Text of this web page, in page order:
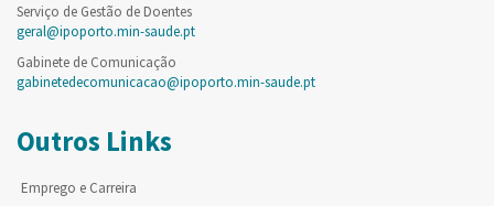
Serviço de Gestão de Doentes
geral@ipoporto.min-saude.pt
Gabinete de Comunicação
gabinetedecomunicacao@ipoporto.min-saude.pt
Outros Links
Emprego e Carreira